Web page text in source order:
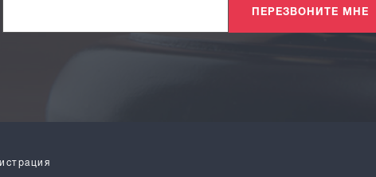
ПЕРЕЗВОНИТЕ МНЕ